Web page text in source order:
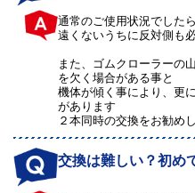
通常のご使用状況でした
遠くないうちに反対側も
また、ゴムクローラーの
を欠く場合がある事と
機体が傾く事により、更
があります
２本同時の交換をお勧め
交換は難しい？初め